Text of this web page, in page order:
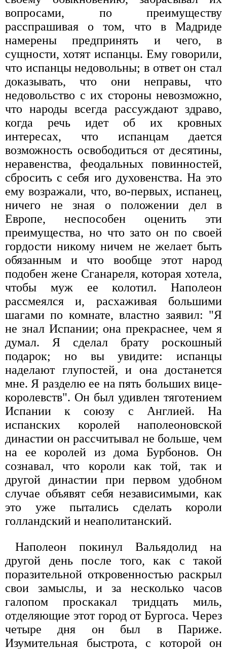
вопросами, по преимуществу
расспрашивая о том, что в Мадриде
намерены предпринять и чего, в
сущности, хотят испанцы. Ему говорили,
что испанцы недовольны; в ответ он стал
доказывать, что они неправы, что
недовольство с их стороны невозможно,
что народы всегда рассуждают здраво,
когда речь идет об их кровных
интересах, что испанцам дается
возможность освободиться от десятины,
неравенства, феодальных повинностей,
сбросить с себя иго духовенства. На это
ему возражали, что, во-первых, испанец,
ничего не зная о положении дел в
Европе, неспособен оценить эти
преимущества, но что зато он по своей
гордости никому ничем не желает быть
обязанным и что вообще этот народ
подобен жене Сганареля, которая хотела,
чтобы муж ее колотил. Наполеон
рассмеялся и, расхаживая большими
шагами по комнате, властно заявил: "Я
не знал Испании; она прекраснее, чем я
думал. Я сделал брату роскошный
подарок; но вы увидите: испанцы
наделают глупостей, и она достанется
мне. Я разделю ее на пять больших вице-
королевств". Он был удивлен тяготением
Испании к союзу с Англией. На
испанских королей наполеоновской
династии он рассчитывал не больше, чем
на ее королей из дома Бурбонов. Он
сознавал, что короли как той, так и
другой династии при первом удобном
случае объявят себя независимыми, как
это уже пытались сделать короли
голландский и неаполитанский.
Наполеон покинул Вальядолид на
другой день после того, как с такой
поразительной откровенностью раскрыл
свои замыслы, и за несколько часов
галопом проскакал тридцать миль,
отделяющие этот город от Бургоса. Через
четыре дня он был в Париже.
Изумительная быстрота, с которой он